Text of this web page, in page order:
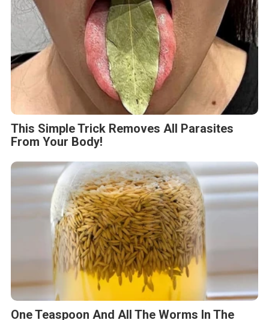
This Simple Trick Removes All Parasites
From Your Body!
One Teaspoon And All The Worms In The